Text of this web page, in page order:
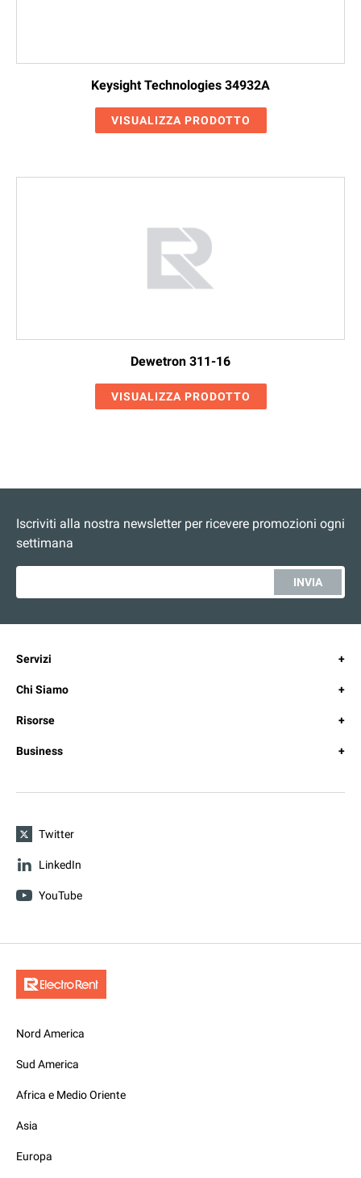
Keysight Technologies 34932A
VISUALIZZA PRODOTTO
Dewetron 311-16
VISUALIZZA PRODOTTO
Iscriviti alla nostra newsletter per ricevere promozioni ogni
settimana
INVIA
Servizi
Chi Siamo
Risorse
Business
Twitter
LinkedIn
YouTube
Nord America
Sud America
Africa e Medio Oriente
Asia
Europa